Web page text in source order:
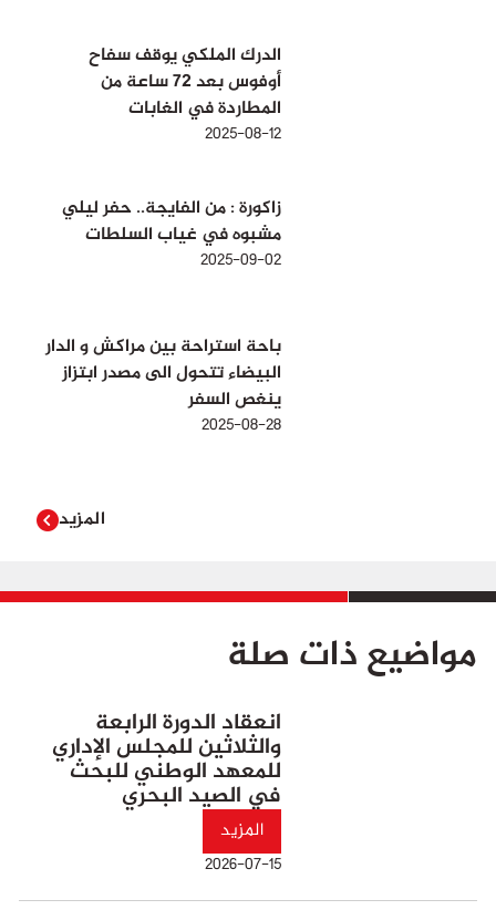
الدرك الملكي يوقف سفاح
أوفوس بعد 72 ساعة من
المطاردة في الغابات
2025-08-12
زاكورة : من الفايجة.. حفر ليلي
مشبوه في غياب السلطات
2025-09-02
باحة استراحة بين مراكش و الدار
البيضاء تتحول الى مصدر ابتزاز
ينغص السفر
2025-08-28
المزيد
مواضيع ذات صلة
انعقاد الدورة الرابعة
والثلاثين للمجلس الإداري
للمعهد الوطني للبحث
في الصيد البحري
المزيد
2026-07-15